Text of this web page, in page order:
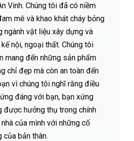
Vinh. Chúng tôi đã có niềm
mê và khao khát cháy bỏng
ngành vật liệu xây dựng và
nội, ngoại thất. Chúng tôi
mang đến những sản phẩm
chỉ đẹp mà còn an toàn đến
vì chúng tôi nghĩ rằng điều
đáng với bạn, bạn xứng
được hưởng thụ trong chính
của mình với những cố
của bản thân.